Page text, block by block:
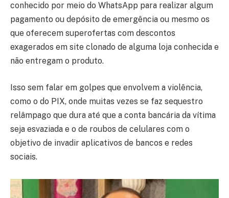
conhecido por meio do WhatsApp para realizar algum
pagamento ou depósito de emergência ou mesmo os
que oferecem superofertas com descontos
exagerados em site clonado de alguma loja conhecida e
não entregam o produto.
Isso sem falar em golpes que envolvem a violência,
como o do PIX, onde muitas vezes se faz sequestro
relâmpago que dura até que a conta bancária da vítima
seja esvaziada e o de roubos de celulares com o
objetivo de invadir aplicativos de bancos e redes
sociais.